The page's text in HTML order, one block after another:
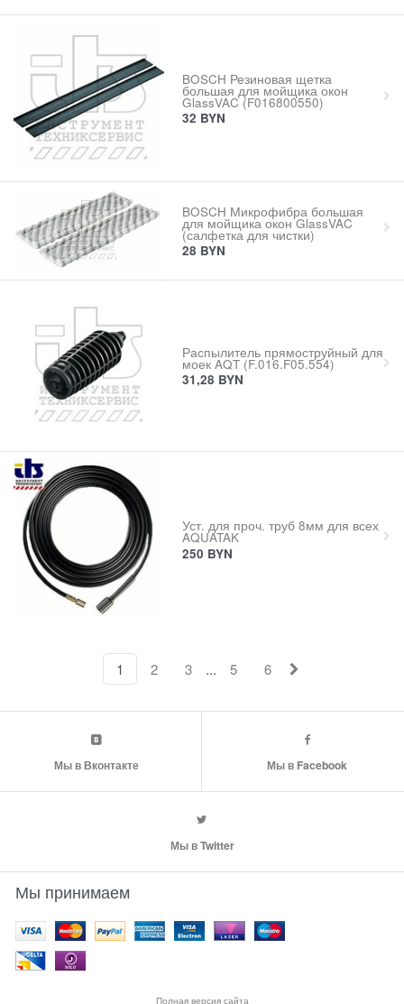
BOSCH Резиновая щетка
большая для мойщика окон
GlassVAC (F016800550)
32 BYN
BOSCH Микрофибра большая
для мойщика окон GlassVAC
(салфетка для чистки)
28 BYN
Распылитель прямоструйный для
моек AQT (F.016.F05.554)
31,28 BYN
Уст. для проч. труб 8мм для всех
AQUATAK
250 BYN
1 2 3 ... 5 6
Мы в Вконтакте Мы в Facebook
Мы в Twitter
Мы принимаем
Полная версия сайта